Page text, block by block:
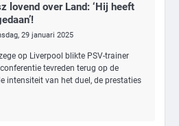
lovend over Land: ‘Hij heeft
29 januari 2025
op Liverpool blikte PSV-trainer
tevreden terug op de
intensiteit van het duel, de prestaties